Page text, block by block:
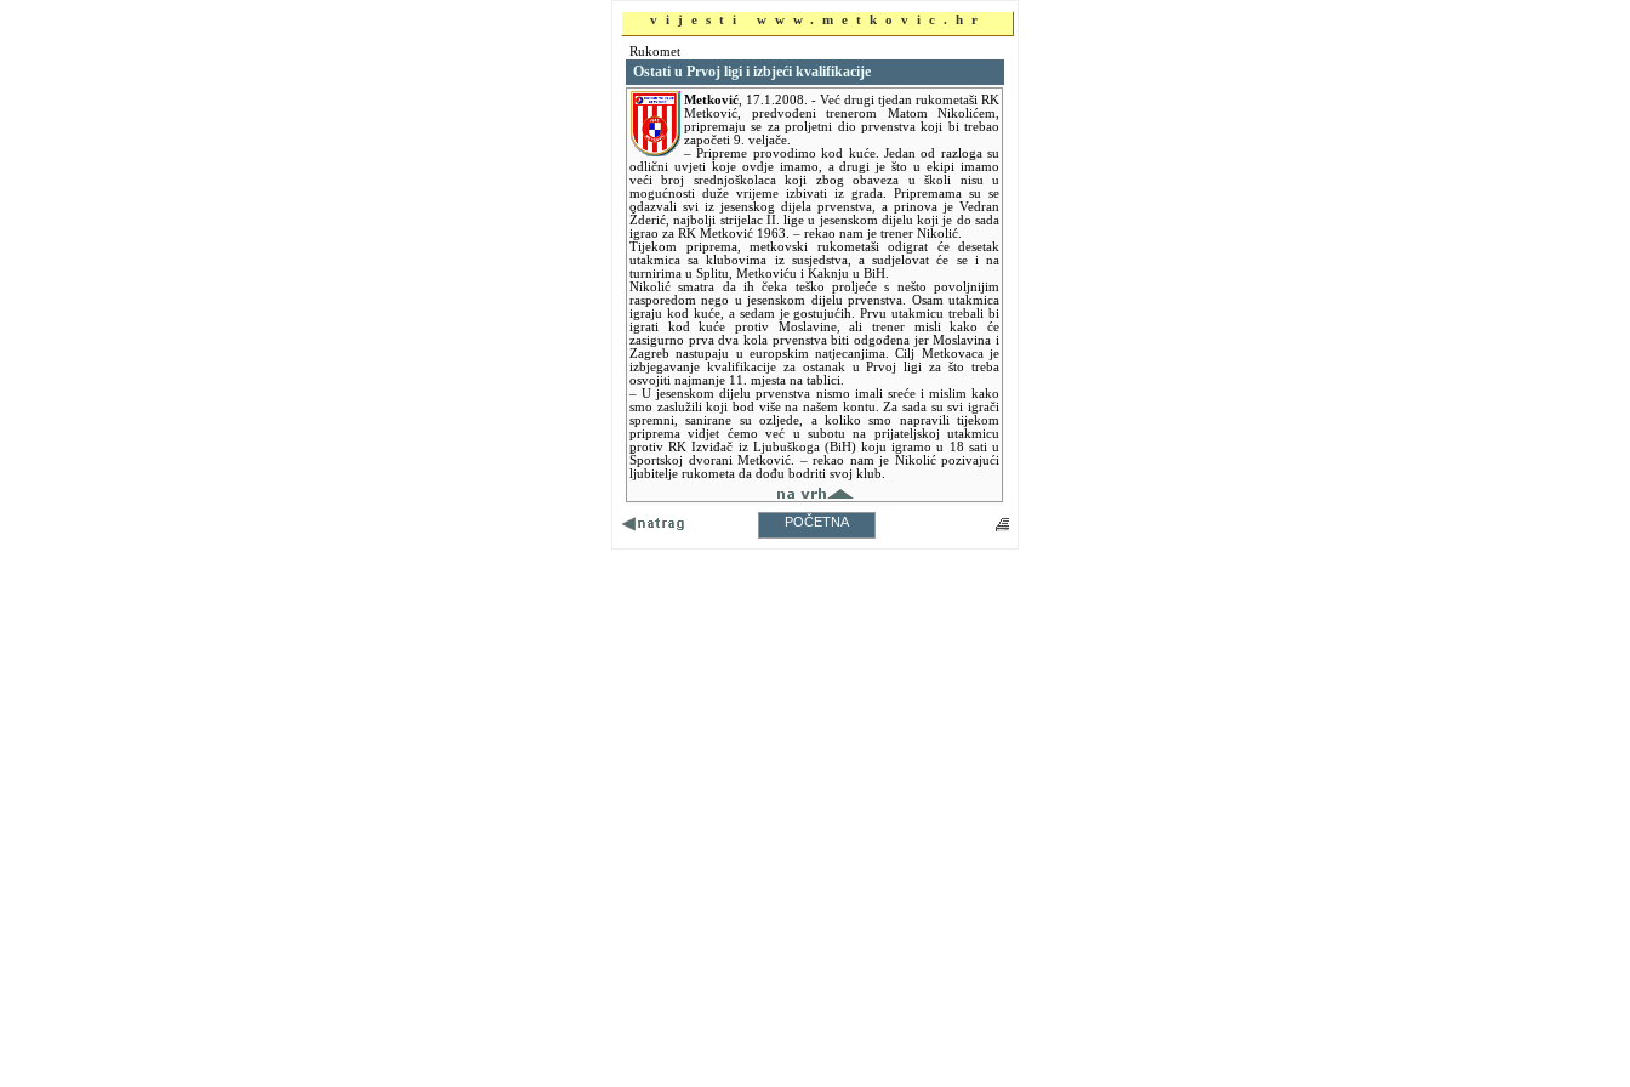
vijesti www.metkovic.hr
Rukomet
Ostati u Prvoj ligi i izbjeći kvalifikacije
Metković 17.1.2008. - Već drugi tjedan rukometaši RK
Metković, predvođeni trenerom Matom Nikolićem,
pripremaju se za proljetni dio prvenstva koji bi trebao
započeti 9. veljače.
– Pripreme provodimo kod kuće. Jedan od razloga su
odlični uvjeti koje ovdje imamo, a drugi je što u ekipi imamo
veći broj srednjoškolaca koji zbog obaveza u školi nisu u
mogućnosti duže vrijeme izbivati iz grada. Pripremama su se
odazvali svi iz jesenskog dijela prvenstva, a prinova je Vedran
Žderić, najbolji strijelac II. lige u jesenskom dijelu koji je do sada
igrao za RK Metković 1963. – rekao nam je trener Nikolić.
Tijekom priprema, metkovski rukometaši odigrat će desetak
utakmica sa klubovima iz susjedstva, a sudjelovat će se i na
turnirima u Splitu, Metkoviću i Kaknju u BiH.
Nikolić smatra da ih čeka teško proljeće s nešto povoljnijim
rasporedom nego u jesenskom dijelu prvenstva. Osam utakmica
igraju kod kuće, a sedam je gostujućih. Prvu utakmicu trebali bi
igrati kod kuće protiv Moslavine, ali trener misli kako će
zasigurno prva dva kola prvenstva biti odgođena jer Moslavina i
Zagreb nastupaju u europskim natjecanjima. Cilj Metkovaca je
izbjegavanje kvalifikacije za ostanak u Prvoj ligi za što treba
osvojiti najmanje 11. mjesta na tablici.
– U jesenskom dijelu prvenstva nismo imali sreće i mislim kako
smo zaslužili koji bod više na našem kontu. Za sada su svi igrači
spremni, sanirane su ozljede, a koliko smo napravili tijekom
priprema vidjet ćemo već u subotu na prijateljskoj utakmicu
protiv RK Izviđač iz Ljubuškoga (BiH) koju igramo u 18 sati u
Športskoj dvorani Metković. – rekao nam je Nikolić pozivajući
ljubitelje rukometa da dođu bodriti svoj klub.
POČETNA